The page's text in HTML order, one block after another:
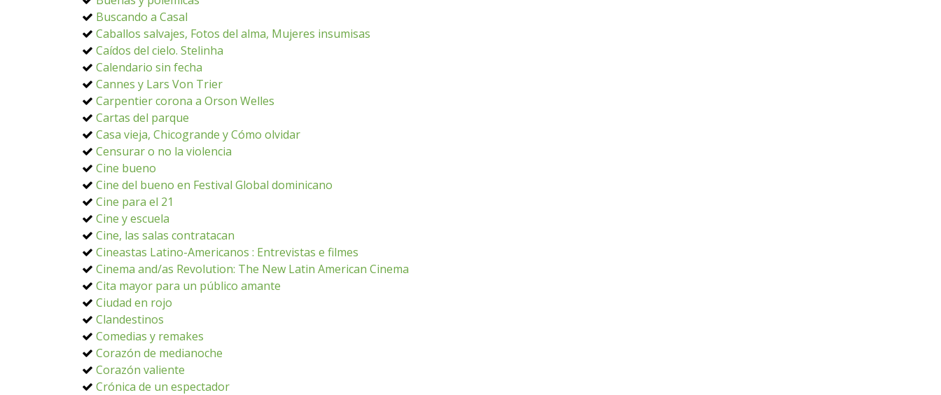
Buscando a Casal
Caballos salvajes, Fotos del alma, Mujeres insumisas
Caídos del cielo. Stelinha
Calendario sin fecha
Cannes y Lars Von Trier
Carpentier corona a Orson Welles
Cartas del parque
Casa vieja, Chicogrande y Cómo olvidar
Censurar o no la violencia
Cine bueno
Cine del bueno en Festival Global dominicano
Cine para el 21
Cine y escuela
Cine, las salas contratacan
Cineastas Latino-Americanos : Entrevistas e filmes
Cinema and/as Revolution: The New Latin American Cinema
Cita mayor para un público amante
Ciudad en rojo
Clandestinos
Comedias y remakes
Corazón de medianoche
Corazón valiente
Crónica de un espectador